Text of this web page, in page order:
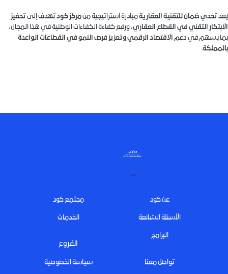
يُعدتحدي ضمان للتقنية العقاريةمبادرة استراتيجية منمركز كودتهدف إلىتحفيز
الابتكار التقني في القطاع العقاري، ورفع كفاءة الكفاءات الوطنية في هذا المجال،
بما يسهم فيدعم الاقتصاد الرقمي وتعزيز فرص النمو في القطاعات الواعدة
بالمملكة.
Footerعن كود
تواصل معنا
الخدمات
سياسة الخصوصية
البرامج
الفروع
مجتمع كود
الأسئلة الشائعة